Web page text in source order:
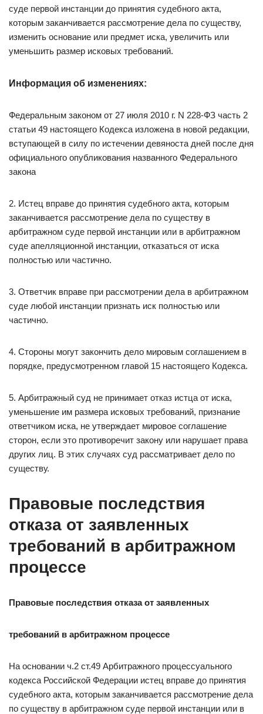
суде первой инстанции до принятия судебного акта,
которым заканчивается рассмотрение дела по существу,
изменить основание или предмет иска, увеличить или
уменьшить размер исковых требований.
Информация об изменениях:
Федеральным законом от 27 июля 2010 г. N 228-ФЗ часть 2
статьи 49 настоящего Кодекса изложена в новой редакции,
вступающей в силу по истечении девяноста дней после дня
официального опубликования названного Федерального
закона
2. Истец вправе до принятия судебного акта, которым
заканчивается рассмотрение дела по существу в
арбитражном суде первой инстанции или в арбитражном
суде апелляционной инстанции, отказаться от иска
полностью или частично.
3. Ответчик вправе при рассмотрении дела в арбитражном
суде любой инстанции признать иск полностью или
частично.
4. Стороны могут закончить дело мировым соглашением в
порядке, предусмотренном главой 15 настоящего Кодекса.
5. Арбитражный суд не принимает отказ истца от иска,
уменьшение им размера исковых требований, признание
ответчиком иска, не утверждает мировое соглашение
сторон, если это противоречит закону или нарушает права
других лиц. В этих случаях суд рассматривает дело по
существу.
Правовые последствия
отказа от заявленных
требований в арбитражном
процессе
Правовые последствия отказа от заявленных
требований в арбитражном процессе
На основании ч.2 ст.49 Арбитражного процессуального
кодекса Российской Федерации истец вправе до принятия
судебного акта, которым заканчивается рассмотрение дела
по существу в арбитражном суде первой инстанции или в